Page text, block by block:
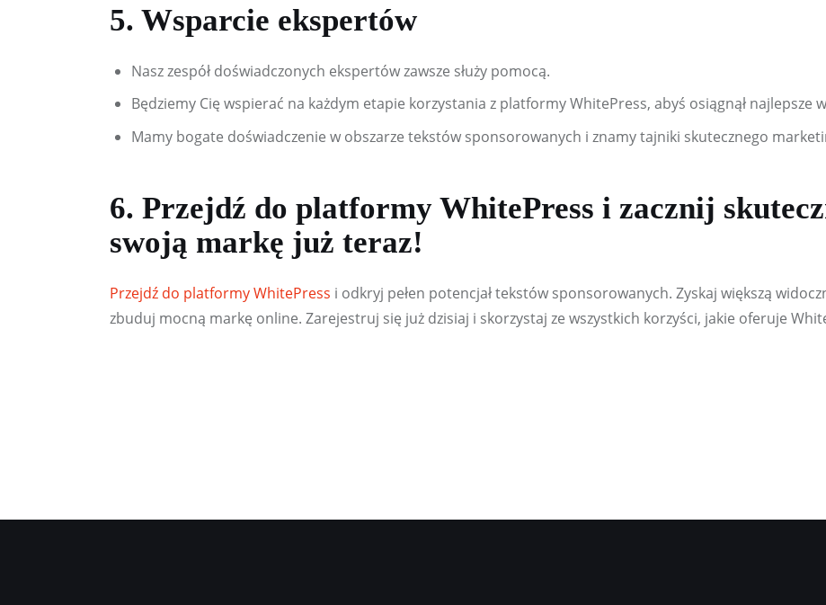
5. Wsparcie ekspertów
Nasz zespół doświadczonych ekspertów zawsze służy pomocą.
Będziemy Cię wspierać na każdym etapie korzystania z platformy WhitePress, abyś osiągnął najlepsze
Mamy bogate doświadczenie w obszarze tekstów sponsorowanych i znamy tajniki skutecznego
6. Przejdź do platformy WhitePress i zacznij
swoją markę już teraz!
Przejdź do platformy WhitePress i odkryj pełen potencjał tekstów sponsorowanych. Zyskaj większą
zbuduj mocną markę online. Zarejestruj się już dzisiaj i skorzystaj ze wszystkich korzyści, jakie oferuje